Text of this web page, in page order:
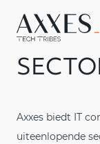
Axxes biedt IT
uiteenlopende